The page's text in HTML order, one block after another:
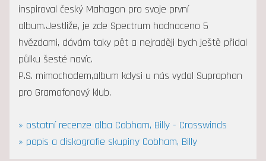
inspiroval český Mahagon pro svoje první
album.Jestliže, je zde Spectrum hodnoceno 5
hvězdami, dávám taky pět a nejraději bych ještě přidal
půlku šesté navíc.
P.S. mimochodem,album kdysi u nás vydal Supraphon
pro Gramofonový klub.
» ostatní recenze alba Cobham, Billy - Crosswinds
» popis a diskografie skupiny Cobham, Billy